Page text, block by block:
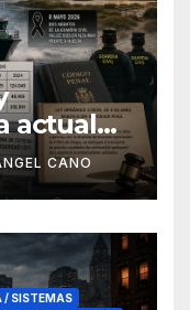
actual
CANO
/ SISTEMAS